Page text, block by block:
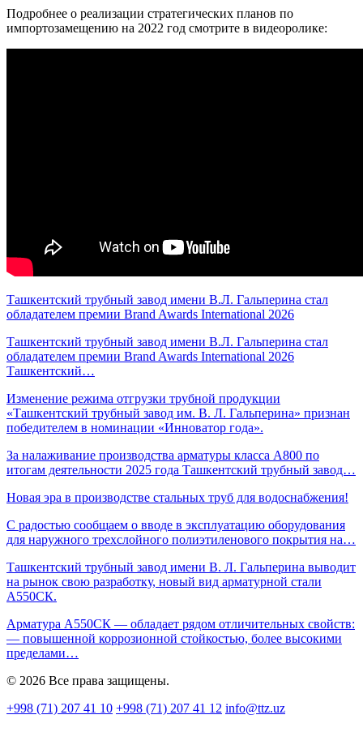
Подробнее о реализации стратегических планов по
импортозамещению на 2022 год смотрите в видеоролике:
Ташкентский трубный завод имени В.Л. Гальперина стал
обладателем премии Brand Awards International 2026
Ташкентский трубный завод имени В.Л. Гальперина стал
обладателем премии Brand Awards International 2026
Ташкентский…
Изменение режима отгрузки трубной продукции
«Ташкентский трубный завод им. В. Л. Гальперина» признан
победителем в номинации «Инноватор года».
За налаживание производства арматуры класса A800 по
итогам деятельности 2025 года Ташкентский трубный завод…
Новая эра в производстве стальных труб для водоснабжения!
С радостью сообщаем о вводе в эксплуатацию оборудования
для наружного трехслойного полиэтиленового покрытия на…
Ташкентский трубный завод имени В. Л. Гальперина выводит
на рынок свою разработку, новый вид арматурной стали
А550СК.
Арматура А550СК — обладает рядом отличительных свойств:
— повышенной коррозионной стойкостью, более высокими
пределами…
© 2026 Все права защищены.
+998 (71) 207 41 10 +998 (71) 207 41 12 info@ttz.uz